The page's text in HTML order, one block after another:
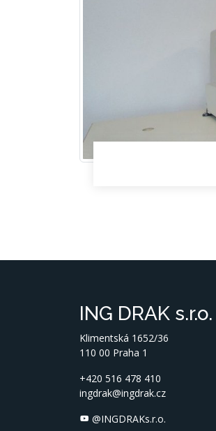
ING DRAK s.r.o.
Klimentská 1652/36
110 00 Praha 1
+420 516 478 410
ingdrak@ingdrak.cz
@INGDRAKs.r.o.